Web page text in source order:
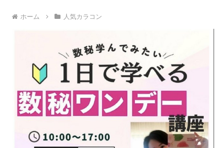
ホーム 人気カラコン